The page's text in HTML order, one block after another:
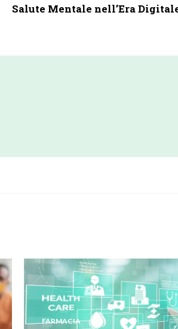
Salute Mentale nell’Era
FARMACIA